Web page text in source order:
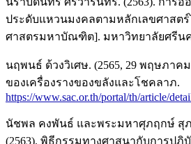
ประดับแหวนมงคลตามหลักเลขศาสต
ศาสตรมหาบัณฑิต]. มหาวิทยาลัยศรีน
นฤพนธ์ ด้วงวิเศษ. (2565, 29 พฤษภาค
ของเครื่องรางของขลังและโชคลาภ.
https://www.sac.or.th/portal/th/article/
นัชพล คงพันธ์ และพระมหาศุภฤกษ์ สุ
(2563). พิธีกรรมทางศาสนากับการป